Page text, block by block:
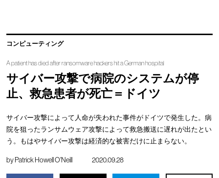
コンピューティング
A patient has died after ransomware hackers hit a German hospital
サイバー攻撃で病院のシステムが停
止、救急患者が死亡＝ドイツ
サイバー攻撃によって人命が失われた事件がドイツで発生した。病
院を狙ったランサムウェア攻撃によって救急搬送に遅れが出たとい
う。もはやサイバー攻撃は経済的な被害だけに止まらない。
byPatrick Howell O'Neill 2020.09.28